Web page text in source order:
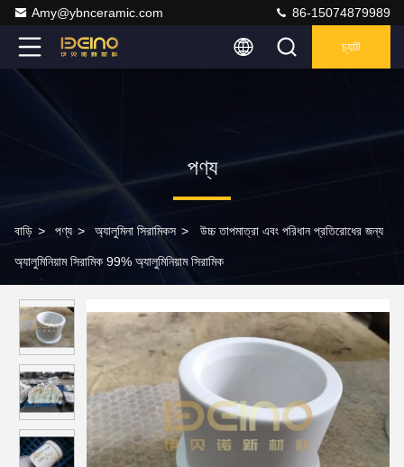
Amy@ybnceramic.com 86-15074879989
চ্যাট
পণ্য
বাড়ি > পণ্য > অ্যালুমিনা সিরামিকস > উচ্চ তাপমাত্রা এবং পরিধান প্রতিরোধের জন্য
অ্যালুমিনিয়াম সিরামিক 99% অ্যালুমিনিয়াম সিরামিক